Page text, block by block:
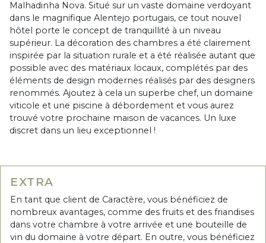
Malhadinha Nova. Situé sur un vaste domaine verdoyant
dans le magnifique Alentejo portugais, ce tout nouvel
hôtel porte le concept de tranquillité à un niveau
supérieur. La décoration des chambres a été clairement
inspirée par la situation rurale et a été réalisée autant que
possible avec des matériaux locaux, complétés par des
éléments de design modernes réalisés par des designers
renommés. Ajoutez à cela un superbe chef, un domaine
viticole et une piscine à débordement et vous aurez
trouvé votre prochaine maison de vacances. Un luxe
discret dans un lieu exceptionnel !
EXTRA
En tant que client de Caractère, vous bénéficiez de
nombreux avantages, comme des fruits et des friandises
dans votre chambre à votre arrivée et une bouteille de
vin du domaine à votre départ. En outre, vous bénéficiez